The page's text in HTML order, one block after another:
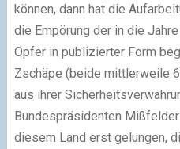
können, dann hat die
die Empörung der in die
Opfer in publizierter Form
Zschäpe (beide mittlerweile
aus ihrer
Bundespräsidenten
diesem Land erst gelungen,